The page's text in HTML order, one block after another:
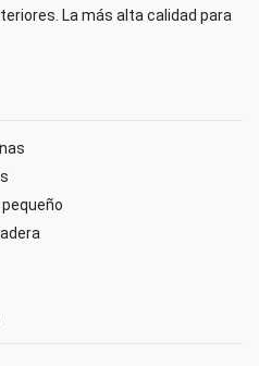
La más alta calidad para